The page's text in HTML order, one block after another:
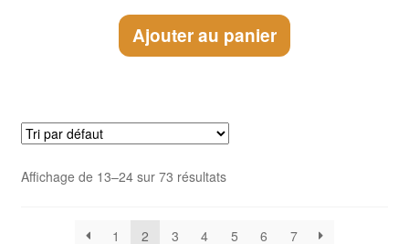
Ajouter au panier
Affichage de 13–24 sur 73 résultats
1 2 3 4 5 6 7